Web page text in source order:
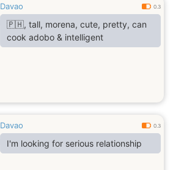
Davao 0.3
🇵🇭, tall, morena, cute, pretty, can
cook adobo & intelligent
Davao 0.3
I'm looking for serious relationship